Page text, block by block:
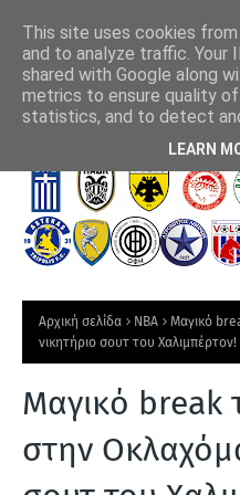
Ε
Υ
Τ
Ι
Α
Ε
Έβελυν Μητροπούλου:
Αρχική σελίδα NBA
Μαγικό
νικητήριο σουτ του
Μαγικό break
στην
This site uses cookies
and to analyze traffic. Your
shared with Google along
metrics to ensure quality
statistics, and to detect
LEARN